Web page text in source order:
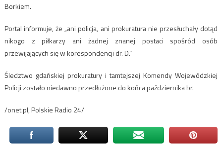
Borkiem.
Portal informuje, że „ani policja, ani prokuratura nie przesłuchały dotąd
nikogo z piłkarzy ani żadnej znanej postaci spośród osób
przewijających się w korespondencji dr. D.”
Śledztwo gdańskiej prokuratury i tamtejszej Komendy Wojewódzkiej
Policji zostało niedawno przedłużone do końca października br.
/onet.pl, Polskie Radio 24/